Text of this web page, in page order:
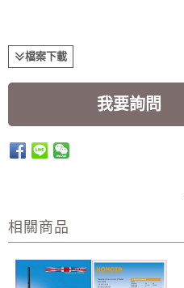
檔案下載
我要詢問
相關商品